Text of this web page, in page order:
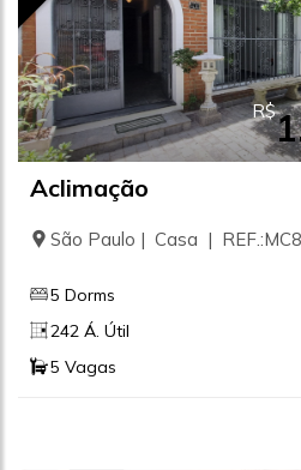
R$
Aclimação
São Paulo | Casa |
5 Dorms
242 Á. Útil
5 Vagas